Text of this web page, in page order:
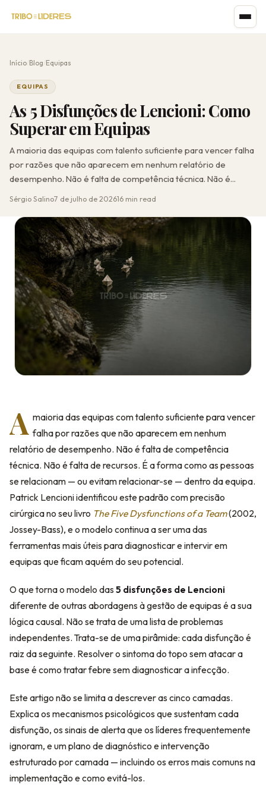
Início /Blog /Equipas
EQUIPAS
As 5 Disfunções de Lencioni: Como
Superar em Equipas
A maioria das equipas com talento suficiente para vencer falha
por razões que não aparecem em nenhum relatório de
desempenho. Não é falta de competência técnica. Não é...
Sérgio Salino7 de julho de 202616 min read
A maioria das equipas com talento suficiente para vencer
falha por razões que não aparecem em nenhum
relatório de desempenho. Não é falta de competência
técnica. Não é falta de recursos. É a forma como as pessoas
se relacionam — ou evitam relacionar-se — dentro da equipa.
Patrick Lencioni identificou este padrão com precisão
cirúrgica no seu livro The Five Dysfunctions of a Team(2002,
Jossey-Bass), e o modelo continua a ser uma das
ferramentas mais úteis para diagnosticar e intervir em
equipas que ficam aquém do seu potencial.
O que torna o modelo das 5 disfunções de Lencioni
diferente de outras abordagens à gestão de equipas é a sua
lógica causal. Não se trata de uma lista de problemas
independentes. Trata-se de uma pirâmide: cada disfunção é
raiz da seguinte. Resolver o sintoma do topo sem atacar a
base é como tratar febre sem diagnosticar a infecção.
Este artigo não se limita a descrever as cinco camadas.
Explica os mecanismos psicológicos que sustentam cada
disfunção, os sinais de alerta que os líderes frequentemente
ignoram, e um plano de diagnóstico e intervenção
estruturado por camada — incluindo os erros mais comuns na
implementação e como evitá-los.